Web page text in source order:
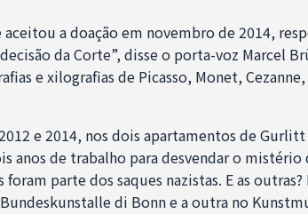
aceitou a doação em novembro de 2014,
da Corte”, disse o porta-voz Marcel
e xilografias de Picasso, Monet,
e 2014, nos dois apartamentos de
anos de trabalho para desvendar o
parte dos saques nazistas. E as
di Bonn e a outra no